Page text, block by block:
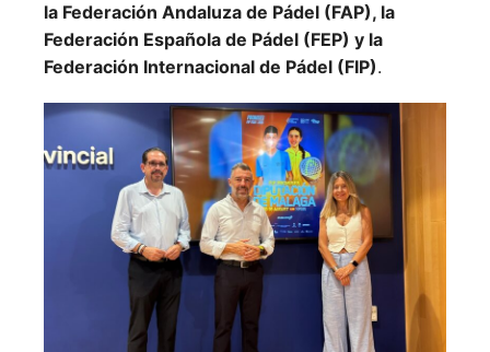
la Federación Andaluza de Pádel (FAP), la
Federación Española de Pádel (FEP) y la
Federación Internacional de Pádel (FIP).